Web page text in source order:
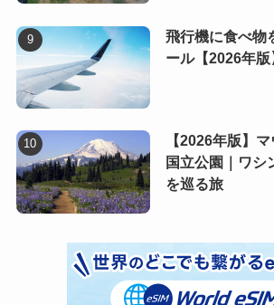
飛行機に食べ物
ール【2026年版
【2026年版】
国立公園｜ワシ
を巡る旅